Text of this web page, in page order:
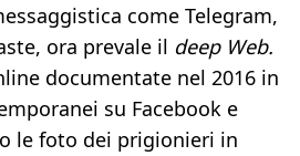
come Telegram,
ora prevale il deep Web.
documentate nel 2016 in
su Facebook e
le foto dei prigionieri in